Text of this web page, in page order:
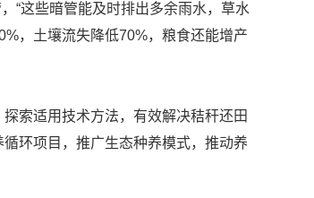
“这些暗管能及时排出多余雨水，草水
，土壤流失降低70%，粮食还能增产
索适用技术方法，有效解决秸秆还田
环项目，推广生态种养模式，推动养